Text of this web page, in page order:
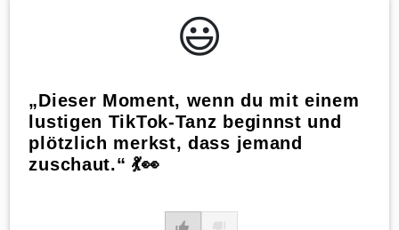
😃️
„Dieser Moment, wenn du mit einem
lustigen TikTok-Tanz beginnst und
plötzlich merkst, dass jemand
zuschaut.“ 💃👀